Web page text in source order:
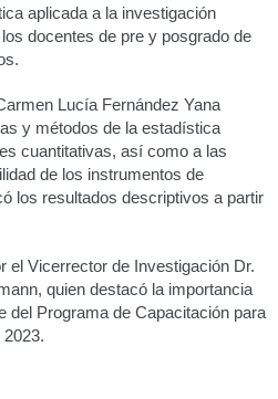
aplicada a la investigación
docentes de pre y posgrado de
Lucía Fernández Yana
y métodos de la estadística
cuantitativas, así como a las
de los instrumentos de
los resultados descriptivos a partir
el Vicerrector de Investigación Dr.
quien destacó la importancia
del Programa de Capacitación para